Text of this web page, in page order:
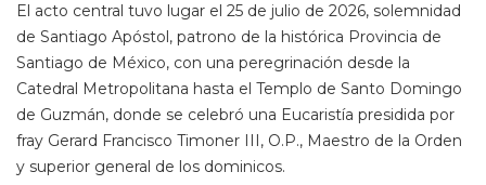
El acto central tuvo lugar el 25 de julio de 2026, solemnidad
de Santiago Apóstol, patrono de la histórica Provincia de
Santiago de México, con una peregrinación desde la
Catedral Metropolitana hasta el Templo de Santo Domingo
de Guzmán, donde se celebró una Eucaristía presidida por
fray Gerard Francisco Timoner III, O.P., Maestro de la Orden
y superior general de los dominicos.